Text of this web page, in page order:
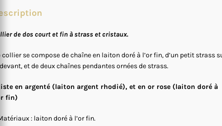
de dos court et fin à strass et cristaux.
collier se compose de chaîne en laiton doré à l’or fin, d’un petit strass
et de deux chaînes pendantes ornées de strass.
en argenté (laiton argent rhodié), et en or rose (laiton doré à
fin)
: laiton doré à l’or fin.